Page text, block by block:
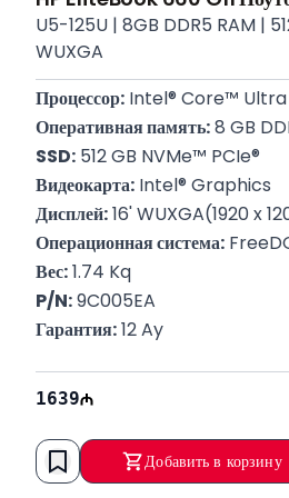
U5-125U | 8GB DDR5 RAM |
WUXGA
Процессор: Intel® Core™ Ultra
Оперативная память: 8 GB
SSD: 512 GB NVMe™ PCIe®
Видеокарта: Intel® Graphics
Дисплей: 16' WUXGA(1920 x
Операционная система:
Вес: 1.74 Kq
P/N: 9C005EA
Гарантия: 12 Ay
1639
Добавить в корзину